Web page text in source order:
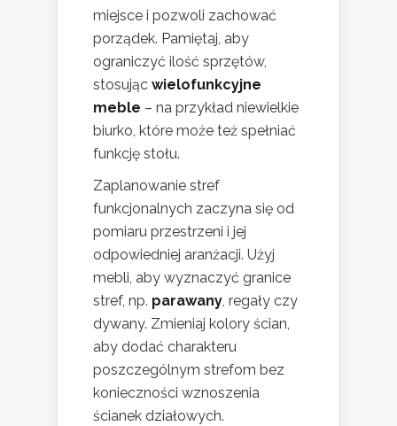
miejsce i pozwoli zachować
porządek. Pamiętaj, aby
ograniczyć ilość sprzętów,
stosując wielofunkcyjne
meble – na przykład niewielkie
biurko, które może też spełniać
funkcję stołu.
Zaplanowanie stref
funkcjonalnych zaczyna się od
pomiaru przestrzeni i jej
odpowiedniej aranżacji. Użyj
mebli, aby wyznaczyć granice
stref, np. parawany, regały czy
dywany. Zmieniaj kolory ścian,
aby dodać charakteru
poszczególnym strefom bez
konieczności wznoszenia
ścianek działowych.